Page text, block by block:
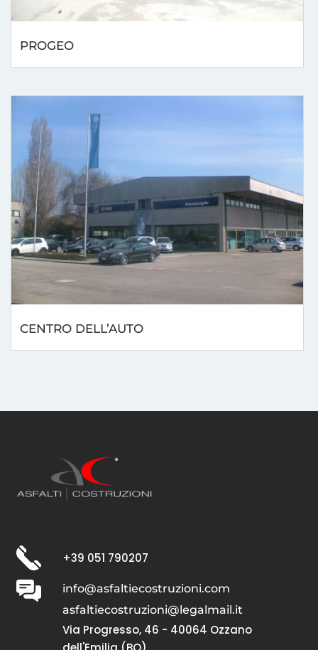
PROGEO
CENTRO DELL’AUTO
+39 051 790207
info@asfaltiecostruzioni.com
asfaltiecostruzioni@legalmail.it
Via Progresso, 46 - 40064 Ozzano